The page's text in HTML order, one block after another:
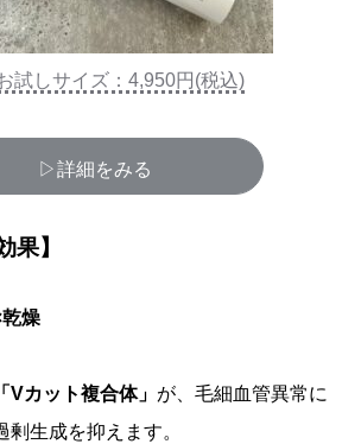
試しサイズ：4,950円(税込)
▷詳細をみる
果】
燥
「Vカット複合体」 が、毛細血管異常に
剰生成を抑えます。